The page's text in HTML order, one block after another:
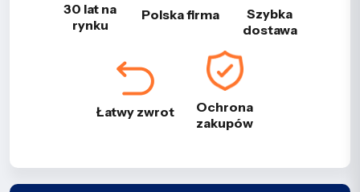
30 lat na
rynku
Polska firma
Szybka
dostawa
Łatwy zwrot
Ochrona
zakupów